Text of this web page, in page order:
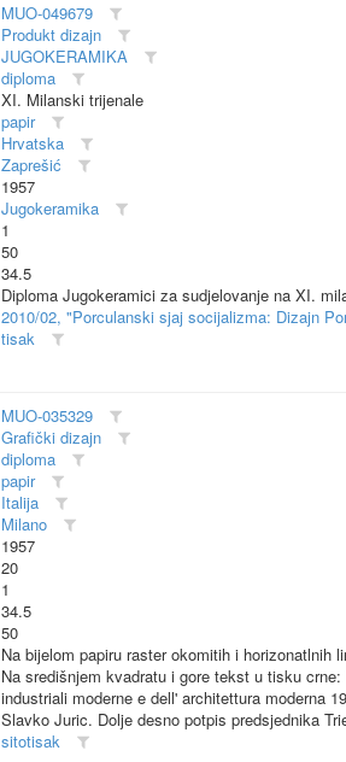
MUO-049679
Produkt dizajn
JUGOKERAMIKA
diploma
XI. Milanski trijenale
papir
Hrvatska
Zaprešić
1957
Jugokeramika
1
50
34.5
Diploma Jugokeramici za sudjelovanje na XI.
2010/02, "Porculanski sjaj socijalizma: Dizajn
tisak
MUO-035329
Grafički dizajn
diploma
papir
Italija
Milano
1957
20
1
34.5
50
Na bijelom papiru raster okomitih i
Na središnjem kvadratu i gore tekst u tisku
industriali moderne e dell' architettura moderna
Slavko Juric. Dolje desno potpis predsjednika
sitotisak